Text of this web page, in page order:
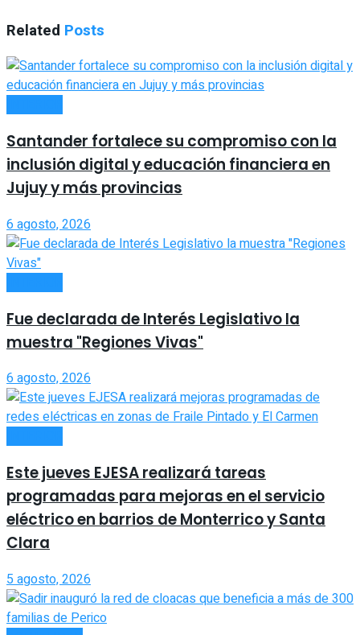
Related Posts
Santander fortalece su compromiso con la
inclusión digital y educación financiera en
Jujuy y más provincias
6 agosto, 2026
Fue declarada de Interés Legislativo la
muestra "Regiones Vivas"
6 agosto, 2026
Este jueves EJESA realizará tareas
programadas para mejoras en el servicio
eléctrico en barrios de Monterrico y Santa
Clara
5 agosto, 2026